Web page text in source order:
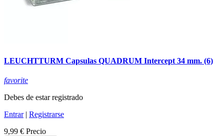
LEUCHTTURM Capsulas QUADRUM Intercept 34 mm. (6)
favorite
Debes de estar registrado
Entrar| Registrarse
9,99 € Precio